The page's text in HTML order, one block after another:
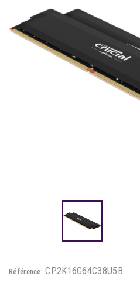
Référence: CP2K16G64C38U5B